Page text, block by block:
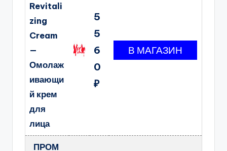
Revitali
zing
Cream
—
Омолаж
ивающи
й крем
для
лица
5
5
6
0
₽
ПРОМ